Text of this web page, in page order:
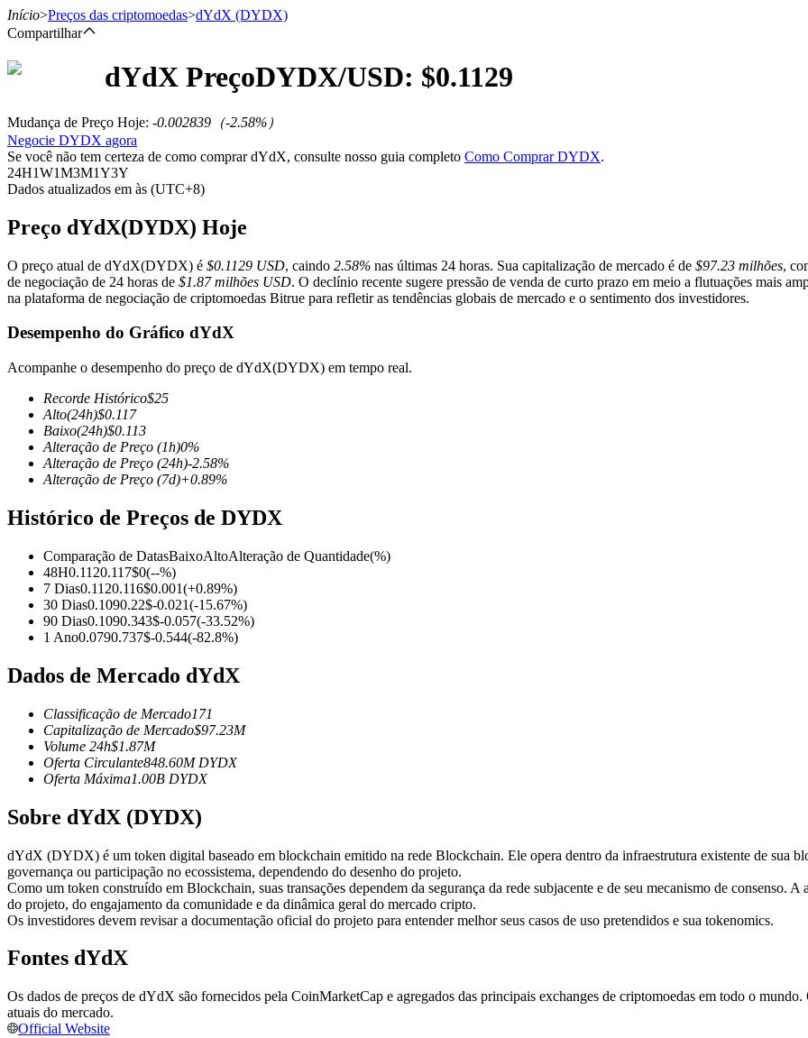
Futuros de USDT
Futuros usando USDT como garantia
Futuros COIN-M
Futuros de criptomoeda
TradFi
Derivativos de ações, câmbio, metais preciosos e commodities
Futuros usando USDC como garantia
Copiar Trading
Início>Preços das criptomoedas>dYdX (DYDX)
Compartilhar
dYdX PreçoDYDX/USD: $0.1129
Mudança de Preço Hoje: -0.002839 （-2.58%）
Negocie DYDX agora
Se você não tem certeza de como comprar dYdX, consulte nosso guia completo Como Comprar DYDX.
24H1W1M3M1Y3Y
Dados atualizados em às (UTC+8)
Preço dYdX(DYDX) Hoje
O preço atual de dYdX(DYDX) é $0.1129 USD, caindo 2.58% nas últimas 24 horas. Sua capitalização de mercado é de $97.23 milhões,
de negociação de 24 horas de $1.87 milhões USD. O declínio recente sugere pressão de venda de curto prazo em meio a flutuações mais
na plataforma de negociação de criptomoedas Bitrue para refletir as tendências globais de mercado e o sentimento dos investidores.
Desempenho do Gráfico dYdX
Acompanhe o desempenho do preço de dYdX(DYDX) em tempo real.
Recorde Histórico$25
Alto(24h)$0.117
Baixo(24h)$0.113
Alteração de Preço (1h)0%
Alteração de Preço (24h)-2.58%
Alteração de Preço (7d)+0.89%
Histórico de Preços de DYDX
Comparação de DatasBaixoAltoAlteração de Quantidade(%)
48H0.1120.117$0(--%)
7 Dias0.1120.116$0.001(+0.89%)
30 Dias0.1090.22$-0.021(-15.67%)
90 Dias0.1090.343$-0.057(-33.52%)
1 Ano0.0790.737$-0.544(-82.8%)
Dados de Mercado dYdX
Classificação de Mercado171
Capitalização de Mercado$97.23M
Volume 24h$1.87M
Oferta Circulante848.60M DYDX
Oferta Máxima1.00B DYDX
Sobre dYdX (DYDX)
dYdX (DYDX) é um token digital baseado em blockchain emitido na rede Blockchain. Ele opera dentro da infraestrutura existente de sua
governança ou participação no ecossistema, dependendo do desenho do projeto.
Como um token construído em Blockchain, suas transações dependem da segurança da rede subjacente e de seu mecanismo de consenso.
do projeto, do engajamento da comunidade e da dinâmica geral do mercado cripto.
Os investidores devem revisar a documentação oficial do projeto para entender melhor seus casos de uso pretendidos e sua tokenomics.
Fontes dYdX
Os dados de preços de dYdX são fornecidos pela CoinMarketCap e agregados das principais exchanges de criptomoedas em todo o
atuais do mercado.
Official Website